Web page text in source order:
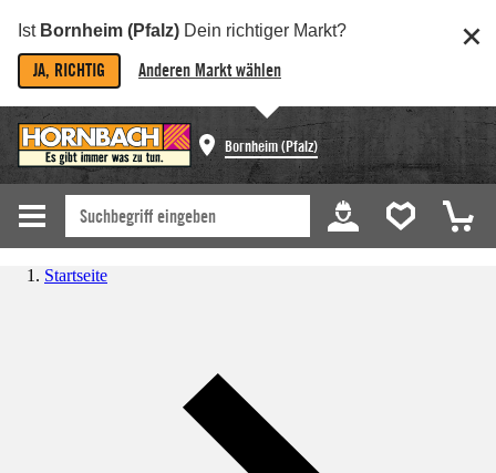
Ist Bornheim (Pfalz) Dein richtiger Markt?
JA, RICHTIG Anderen Markt wählen
Bornheim (Pfalz)
Startseite